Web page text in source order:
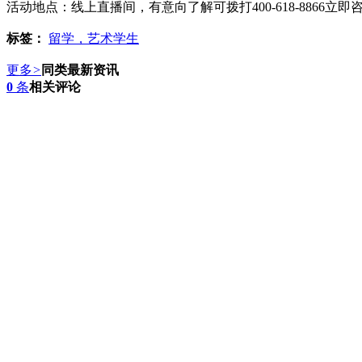
活动地点：线上直播间，有意向了解可拨打400-618-8866立即
标签： 留学，艺术学生
更多> 同类最新资讯
0 条相关评论